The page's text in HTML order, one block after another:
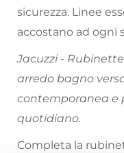
sicurezza. Linee
accostano ad ogni
Jacuzzi -
arredo bagno
contemporanea e
quotidiano.
Completa la